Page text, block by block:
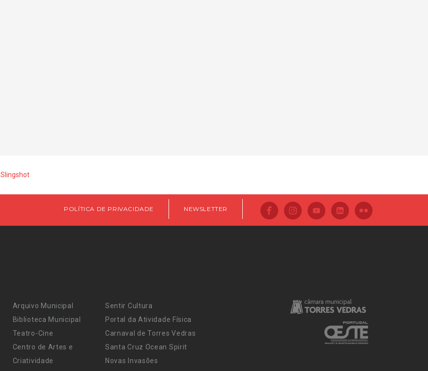
Slingshot
POLÍTICA DE PRIVACIDADE NEWSLETTER
Arquivo Municipal
Biblioteca Municipal
Teatro-Cine
Centro de Artes e
Criatividade
Sentir Cultura
Portal da Atividade Física
Carnaval de Torres Vedras
Santa Cruz Ocean Spirit
Novas Invasões